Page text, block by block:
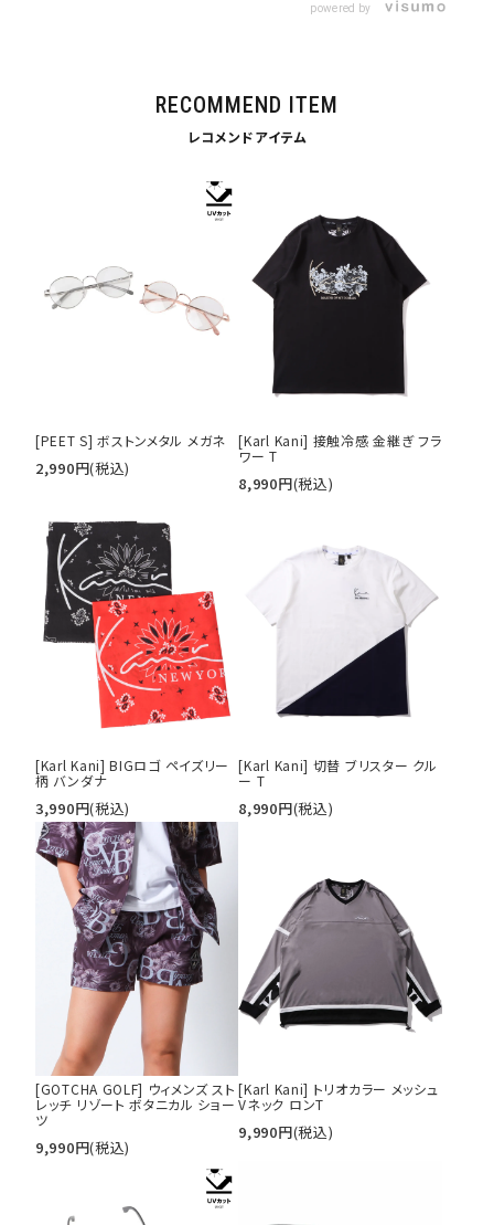
キーワードから探す
価格から探す
並び順
カテゴリ
サイズ
S
M
L
XL
XXL
29inc
30inc
32inc
34inc
36inc
38inc
40inc
KIDS
カラー
tune 絞り込んで検索する
powered by
RECOMMEND ITEM
レコメンドアイテム
[PEET S] ボストンメタル メガネ
2,990円(税込)
[Karl Kani] 接触冷感 金継ぎ フラ
ワー T
8,990円(税込)
[Karl Kani] BIGロゴ ペイズリー
柄 バンダナ
3,990円(税込)
[Karl Kani] 切替 ブリスター クル
ー T
8,990円(税込)
[GOTCHA GOLF] ウィメンズ スト
レッチ リゾート ボタニカル ショー
ツ
9,990円(税込)
[Karl Kani] トリオカラー メッシュ
Vネック ロンT
9,990円(税込)